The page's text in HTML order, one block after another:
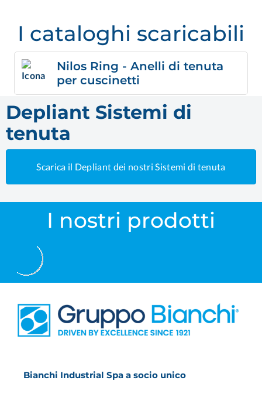
I cataloghi scaricabili
Nilos Ring - Anelli di tenuta
per cuscinetti
Depliant Sistemi di
tenuta
Scarica il Depliant dei nostri Sistemi di tenuta
I nostri prodotti
Bianchi Industrial Spa a socio unico